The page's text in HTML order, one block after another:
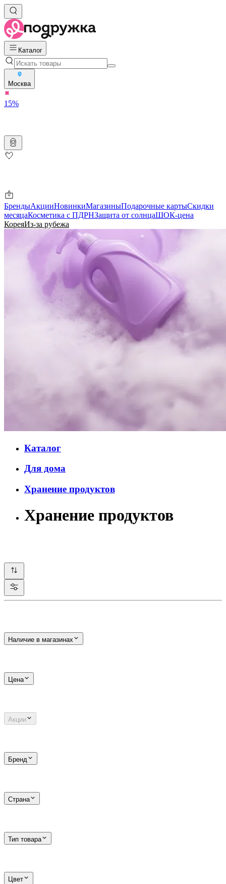
Каталог
Москва
15%
БрендыАкцииНовинкиМагазиныПодарочные картыСкидки
месяцаКосметика с ПДРНЗащита от солнцаШОК-цена
КореяИз-за рубежа
Каталог
Для дома
Хранение продуктов
Хранение продуктов
Наличие в магазинах
Цена
Акции
Бренд
Страна
Тип товара
Цвет